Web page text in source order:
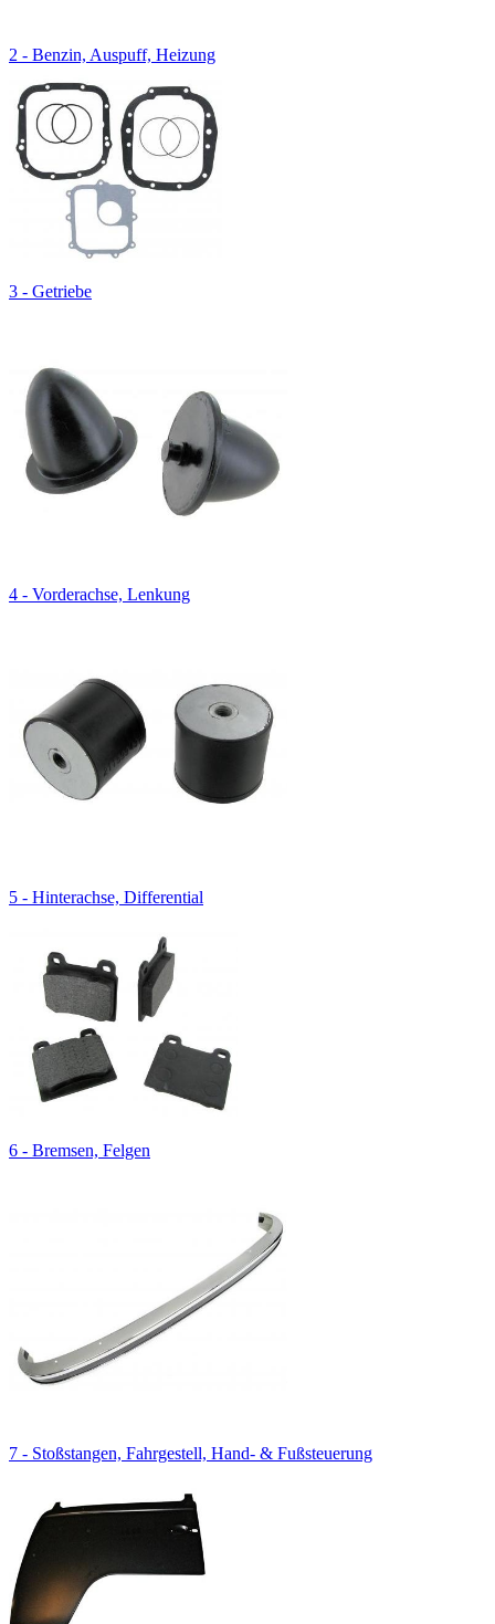
2 - Benzin, Auspuff, Heizung
3 - Getriebe
4 - Vorderachse, Lenkung
5 - Hinterachse, Differential
6 - Bremsen, Felgen
7 - Stoßstangen, Fahrgestell, Hand- & Fußsteuerung